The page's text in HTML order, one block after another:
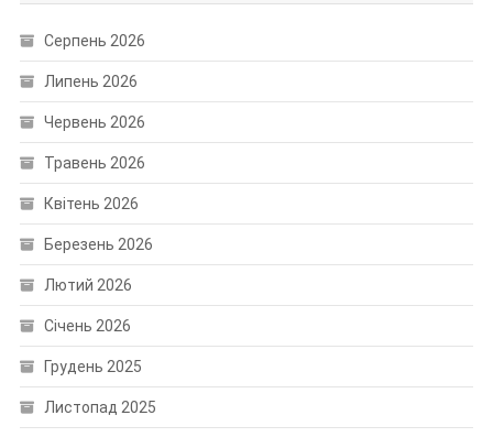
Серпень 2026
Липень 2026
Червень 2026
Травень 2026
Квітень 2026
Березень 2026
Лютий 2026
Січень 2026
Грудень 2025
Листопад 2025